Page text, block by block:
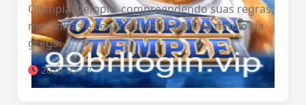
OlympianTemple, compreendendo suas regras,
mecânicas e cenários inspirados na mitologia
grega.
2026-05-27